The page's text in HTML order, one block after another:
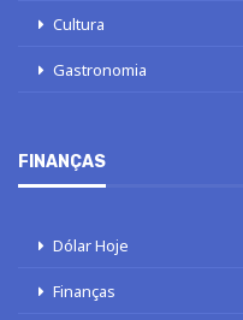
Cultura
Gastronomia
FINANÇAS
Dólar Hoje
Finanças